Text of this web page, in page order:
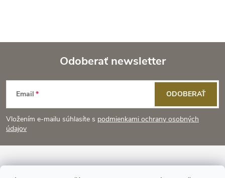
Z
á
p
ä
Odoberať newsletter
Email
Vložením e-mailu súhlasíte s podmienkami ochrany osobných
údajov
ODOBERAŤ
Informácie pre vás